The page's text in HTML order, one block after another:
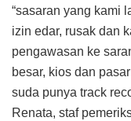
“sasaran yang kami
izin edar, rusak dan
pengawasan ke
besar, kios dan
suda punya track
Renata, staf